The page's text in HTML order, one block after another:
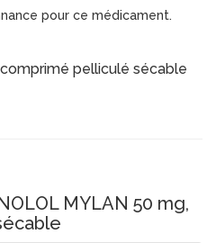
pour ce médicament.
pelliculé sécable
MYLAN 50 mg,